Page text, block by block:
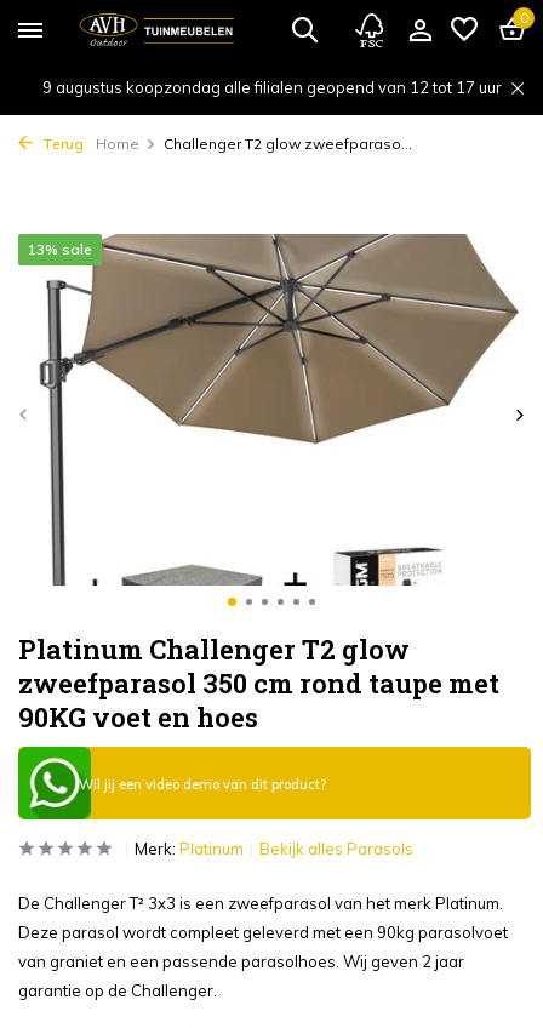
0
9 augustus koopzondag alle filialen geopend van 12 tot 17 uur
Terug Home Challenger T2 glow zweefparaso...
Platinum Challenger T2 glow
zweefparasol 350 cm rond taupe met
90KG voet en hoes
13% sale
Wil jij een video demo van dit product?
Merk: Platinum Bekijk alles Parasols
De Challenger T² 3x3 is een zweefparasol van het merk Platinum.
Deze parasol wordt compleet geleverd met een 90kg parasolvoet
van graniet en een passende parasolhoes. Wij geven 2 jaar
garantie op de Challenger.